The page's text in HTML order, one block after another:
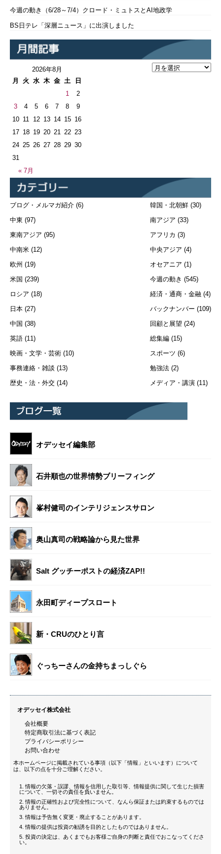
今週の動き（6/28～7/4）クロード・ミュトスとAI地政学
BS日テレ「深層ニュース」に出演しました
2026年8月
月
火 水 木 金 土 日
« 7月
1
2
3
4 5 6 7 8
9
10 11 12 13 14 15 16
17 18 19 20 21 22 23
24 25 26 27 28 29 30
31
ブログ・メルマガ紹介 (6)
中東 (97)
東南アジア (95)
中南米 (12)
欧州 (19)
米国 (239)
ロシア (18)
日本 (27)
中国 (38)
英語 (11)
映画・文学・芸術 (10)
事務連絡・雑談 (13)
歴史・法・外交 (14)
韓国・北朝鮮 (30)
南アジア (33)
アフリカ (3)
中央アジア (4)
オセアニア (1)
今週の動き (545)
経済・通商・金融 (4)
バックナンバー (109)
回顧と展望 (24)
総集編 (15)
スポーツ (6)
勉強法 (2)
メディア・講演 (11)
オデッセイ編集部
石井順也の世界情勢ブリーフィング
峯村健司のインテリジェンスサロン
奥山真司の戦略論から見た世界
Salt グッチーポストの経済ZAP!!
永田町ディープスロート
新・CRUのひとり言
ぐっちーさんの金持ちまっしぐら
オデッセイ株式会社
会社概要
特定商取引法に基づく表記
プライバシーポリシー
お問い合わせ
本ホームページに掲載されている事項（以下「情報」といいます）について
は、以下の点を十分ご理解ください。
情報の欠落・誤謬、情報を信用した取引等、情報提供に関して生じた損害
について、一切その責任を負いません。
情報の正確性および完全性について、なんら保証または約束するものでは
ありません。
情報は予告無く変更・廃止することがあります。
情報の提供は投資の勧誘を目的としたものではありません。
投資の決定は、あくまでもお客様ご自身の判断と責任でおこなってくださ
い。